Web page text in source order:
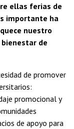
ellas ferias de
importante ha
nuestro
de
de promover
promocional y
de apoyo para